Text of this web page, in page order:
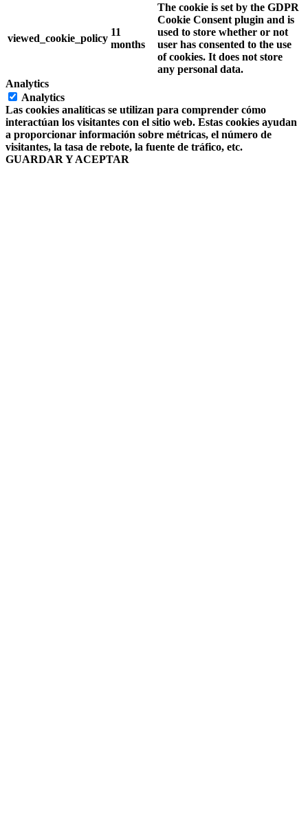
viewed_cookie_policy
11
months
The cookie is set by the GDPR
Cookie Consent plugin and is
used to store whether or not
user has consented to the use
of cookies. It does not store
any personal data.
Analytics
Analytics
Las cookies analíticas se utilizan para comprender cómo
interactúan los visitantes con el sitio web. Estas cookies ayudan
a proporcionar información sobre métricas, el número de
visitantes, la tasa de rebote, la fuente de tráfico, etc.
GUARDAR Y ACEPTAR